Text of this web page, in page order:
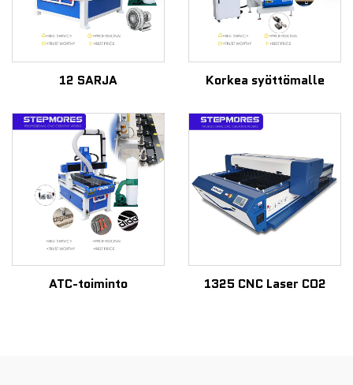
12 SARJA Korkea syöttömalle
ATC-toiminto 1325 CNC Laser CO2